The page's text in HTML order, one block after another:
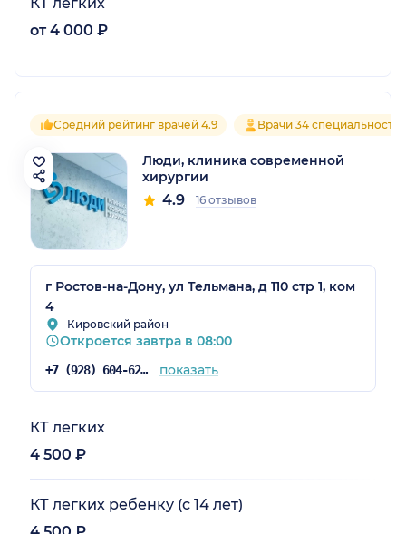
от 4 000 ₽
Средний рейтинг врачей 4.9 Врачи 34
Люди, клиника современной
хирургии
4.9 16 отзывов
г Ростов-на-Дону, ул Тельмана, д 110 стр 1, ком
4
Кировский район
Откроется завтра в 08:00
+7 (928) 604-62-89 показать
КТ легких
4 500 ₽
КТ легких ребенку (с 14 лет)